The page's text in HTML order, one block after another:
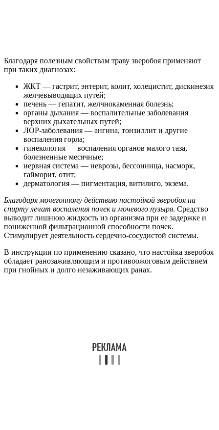
Благодаря полезным свойствам траву зверобоя применяют
при таких диагнозах:
ЖКТ — гастрит, энтерит, колит, холецистит, дискинезия
желчевыводящих путей;
печень — гепатит, желчнокаменная болезнь;
органы дыхания — воспалительные заболевания
верхних дыхательных путей;
ЛОР-заболевания — ангина, тонзиллит и другие
воспаления горла;
гинекология — воспаления органов малого таза,
болезненные месячные;
нервная система — неврозы, бессонница, насморк,
гайморит, отит;
дерматология — пигментация, витилиго, экзема.
Благодаря мочегонному действию настойкой зверобоя на
спирту лечат воспаления почек и мочевого пузыря. Средство
выводит лишнюю жидкость из организма при ее задержке и
пониженной фильтрационной способности почек.
Стимулирует деятельность сердечно-сосудистой системы.
В инструкции по применению сказано, что настойка зверобоя
обладает ранозаживляющим и противоожоговым действием
при гнойных и долго незаживающих ранах.